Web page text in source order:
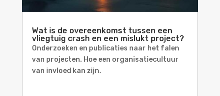
Wat is de overeenkomst tussen een
vliegtuig crash en een mislukt project?
Onderzoeken en publicaties naar het falen
van projecten. Hoe een organisatiecultuur
van invloed kan zijn.